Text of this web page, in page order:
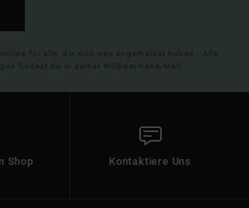
für alle, die sich neu angemeldet haben - Alle
findest du in deiner Willkommens-Mail
Shop Kontaktiere Uns